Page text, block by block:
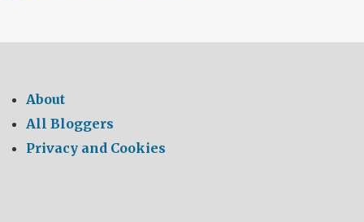
About
All Bloggers
Privacy and Cookies